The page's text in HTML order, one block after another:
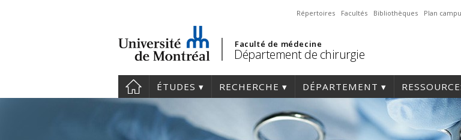
Répertoires Facultés Bibliothèques Plan
Faculté de médecine
Département de chirurgie
ÉTUDES RECHERCHE DÉPARTEMENT